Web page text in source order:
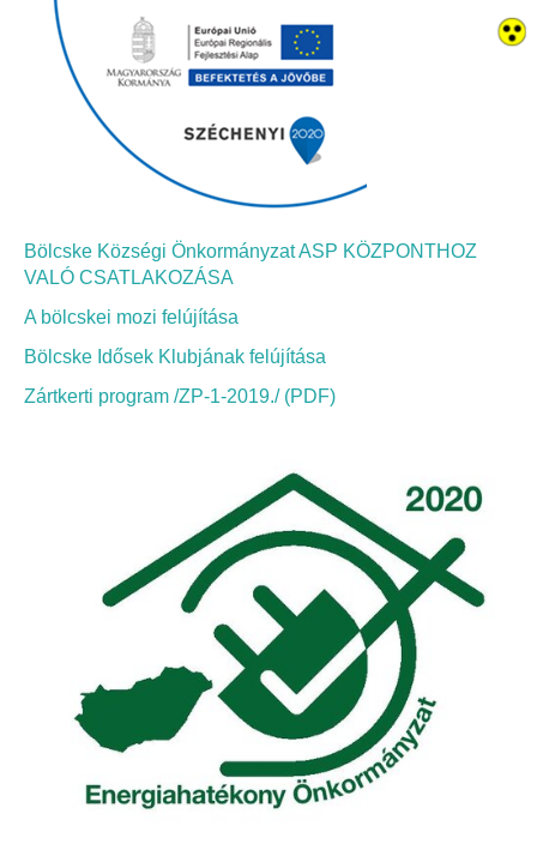
Bölcskei női kar
Bölcskei Rákóczi Horgász Egyesület
Bölcskei Sportegyesület
Bölcskei Sólymok Íjász Baráti Kör
Múló Évek Nyugdíjas Klub
Bölcskei Borbarát Egyesültet Klub
Bölcskei Önkéntes Tűzoltó Egyesület
Bölcskei Néptánc Egyesület
Bölcskei Polgárőrség
Bölcskei Klímakör
Bölcske Községi Önkormányzat ASP KÖZPONTHOZ
VALÓ CSATLAKOZÁSA
A bölcskei mozi felújítása
Bölcske Idősek Klubjának felújítása
Zártkerti program /ZP-1-2019./ (PDF)